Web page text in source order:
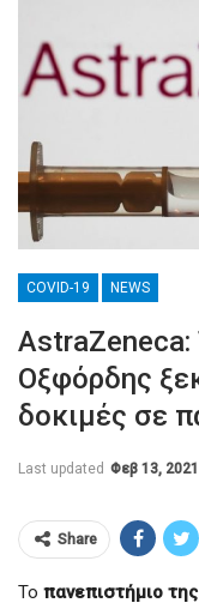
COVID-19 NEWS
AstraZeneca:
Οξφόρδης
δοκιμές σε
Last updated Φεβ 13, 2021
Share
Το πανεπιστήμιο της